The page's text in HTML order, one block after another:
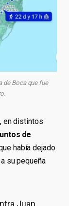
de Boca que fue
en distintos
de
había dejado
su pequeña
Juan